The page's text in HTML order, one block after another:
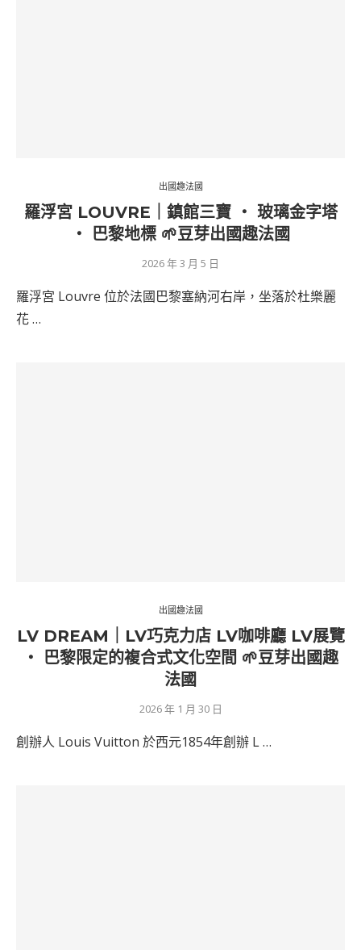
出國趣法國
羅浮宮 LOUVRE｜鎮館三寶 ‧ 玻璃金字塔
‧ 巴黎地標 🌱豆芽出國趣法國
2026 年 3 月 5 日
羅浮宮 Louvre 位於法國巴黎塞納河右岸，坐落於杜樂麗
花 …
出國趣法國
LV DREAM｜LV巧克力店 LV咖啡廳 LV展覽
‧ 巴黎限定的複合式文化空間 🌱豆芽出國趣
法國
2026 年 1 月 30 日
創辦人 Louis Vuitton 於西元1854年創辦 L …